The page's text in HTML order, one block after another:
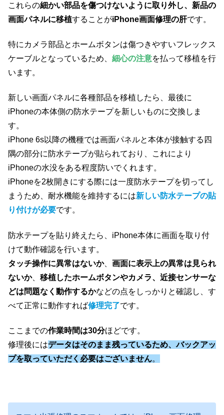
これらの細かい部品を傷つけないように取り外し、新品の
画面パネルに移植することがiPhone画面修理の肝です。
特にカメラ部品とホームボタンは傷つきやすいフレックス
ケーブルとなっているため、 細心の注意を払って移植を行
います。
新しい画面パネルに各種部品を移植したら、最後に
iPhoneの本体側の防水テープを新しいものに交換しま
す。
iPhone 6s以降の機種では画面パネルと本体が接触する四
隅の部分に防水テープが貼られており、これにより
iPhoneの水没をある程度防いでくれます。
iPhoneを2枚開きにする際には一度防水テープを切ってし
まうため、耐水機能を維持するには新しい防水テープの貼
り付けが必要です。
防水テープを貼り終えたら、iPhone本体に画面を取り付
けて動作確認を行います。
タッチ操作に異常はないか、 画面に表示上の異常は見られ
ないか、 移植したホームボタンやカメラ、近接センサーな
どは問題なく動作するかなどの点をしっかりと確認し、す
べて正常に動作すれば修理完了です。
ここまでの作業時間は30分ほどです。
修理後にはデータはそのまま残っているため、バックアッ
プを取っていただく必要はございません。